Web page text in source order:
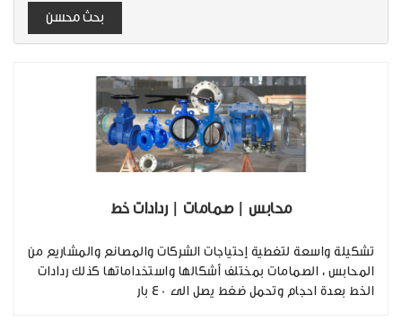
بحث محسن
محابس | صمامات | ردادات خط
تشكيلة واسعة لتغطية إحتياجات الشركات والمصانع والمشاريع من
المحابس ، الصمامات بمختلف أشكالها واستخداماتها كذلك ردادات
الخط بعدة احجام وتحمل ضغط يصل الى 40 بار